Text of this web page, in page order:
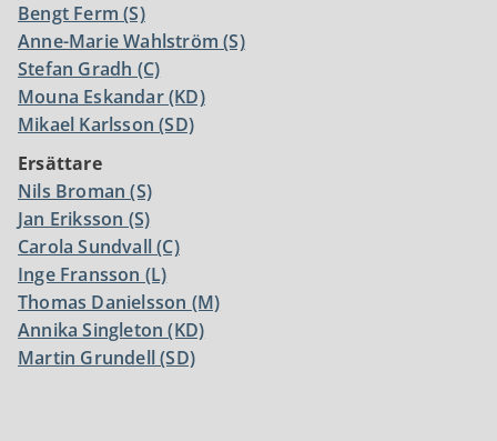
Bengt Ferm (S)
Anne-Marie Wahlström (S)
Stefan Gradh (C)
Mouna Eskandar (KD)
Mikael Karlsson (SD)
Ersättare
Nils Broman (S)
Jan Eriksson (S)
Carola Sundvall (C)
Inge Fransson (L)
Thomas Danielsson (M)
Annika Singleton (KD)
Martin Grundell (SD)